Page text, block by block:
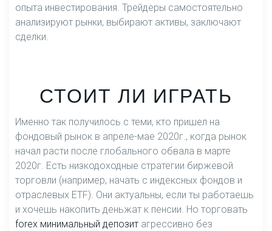
опыта инвестирования. Трейдеры самостоятельно
анализируют рынки, выбирают активы, заключают
сделки.
СТОИТ ЛИ ИГРАТЬ
Именно так получилось с теми, кто пришел на
фондовый рынок в апреле-мае 2020г., когда рынок
начал расти после глобального обвала в марте
2020г. Есть низкодоходные стратегии биржевой
торговли (например, начать с индексных фондов и
отраслевых ETF). Они актуальны, если ты работаешь
и хочешь накопить деньжат к пенсии. Но торговать
forex минимальный депозит агрессивно без